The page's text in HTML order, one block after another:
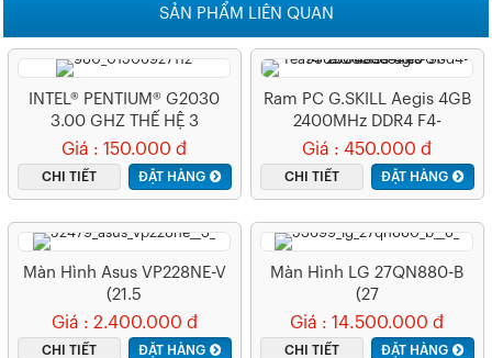
SẢN PHẨM LIÊN QUAN
INTEL® PENTIUM® G2030
3.00 GHZ THẾ HỆ 3
Giá : 150.000 đ
CHI TIẾT ĐẶT HÀNG
Ram PC G.SKILL Aegis 4GB
2400MHz DDR4 F4-
2400C17S-4GIS
Giá : 450.000 đ
CHI TIẾT ĐẶT HÀNG
Màn Hình Asus VP228NE-V
(21.5
Inch/FHD/200cd/m²/DVI+V
GA/60Hz/1ms)
Giá : 2.400.000 đ
CHI TIẾT ĐẶT HÀNG
Màn Hình LG 27QN880-B
(27
Inch/2K/IPS/75Hz/5ms/350
Nits/HDMI+DP+TypeC)
Giá : 14.500.000 đ
CHI TIẾT ĐẶT HÀNG